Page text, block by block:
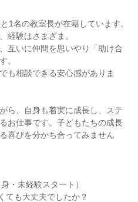
1名の教室長が在籍しています。
経験はさまざま。
互いに仲間を思いやり「助け合
。
も相談できる安心感がありま
ら、自身も着実に成長し、ステ
お仕事です。子どもたちの成長
喜びを分かち合ってみません
・未経験スタート）
ても大丈夫でしたか？